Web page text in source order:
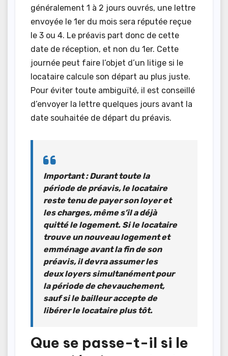
généralement 1 à 2 jours ouvrés, une lettre
envoyée le 1er du mois sera réputée reçue
le 3 ou 4. Le préavis part donc de cette
date de réception, et non du 1er. Cette
journée peut faire l’objet d’un litige si le
locataire calcule son départ au plus juste.
Pour éviter toute ambiguïté, il est conseillé
d’envoyer la lettre quelques jours avant la
date souhaitée de départ du préavis.
Important: Durant toute la
période de préavis, le locataire
reste tenu de payer son loyer et
les charges, même s’il a déjà
quitté le logement. Si le locataire
trouve un nouveau logement et
emménage avant la fin de son
préavis, il devra assumer les
deux loyers simultanément pour
la période de chevauchement,
sauf si le bailleur accepte de
libérer le locataire plus tôt.
Que se passe-t-il si le